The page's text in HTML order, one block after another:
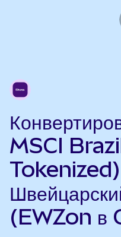
MSCI
(EWZon в